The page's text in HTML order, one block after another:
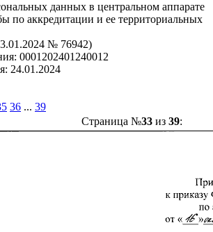
данных в центральном аппарате
по аккредитации и ее территориальных
№ 76942)
0001202401240012
24.01.2024
36 ... 39
Страница №33из 39: